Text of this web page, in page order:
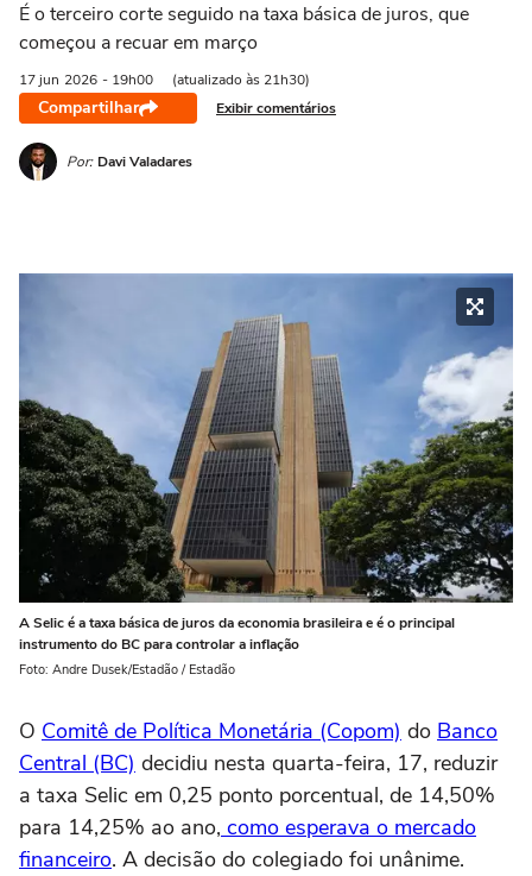
É o terceiro corte seguido na taxa básica de juros, que
começou a recuar em março
17 jun 2026 - 19h00 (atualizado às 21h30)
Compartilhar Exibir comentários
Por: Davi Valadares
A Selic é a taxa básica de juros da economia brasileira e é o principal
instrumento do BC para controlar a inflação
Foto: Andre Dusek/Estadão / Estadão
O Comitê de Política Monetária (Copom) do Banco
Central (BC) decidiu nesta quarta-feira, 17, reduzir
a taxa Selic em 0,25 ponto porcentual, de 14,50%
para 14,25% ao ano, como esperava o mercado
financeiro. A decisão do colegiado foi unânime.